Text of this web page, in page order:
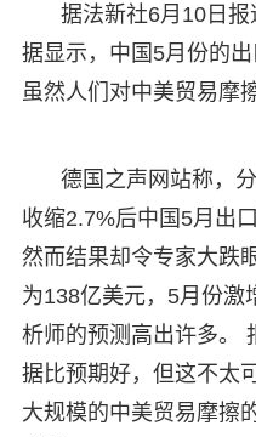
据法新社6月10日
据显示，中国5月份的出
虽然人们对中美贸易摩
德国之声网站称，
收缩2.7%后中国5月出
然而结果却令专家大跌
为138亿美元，5月份激
析师的预测高出许多。
据比预期好，但这不太
大规模的中美贸易摩擦